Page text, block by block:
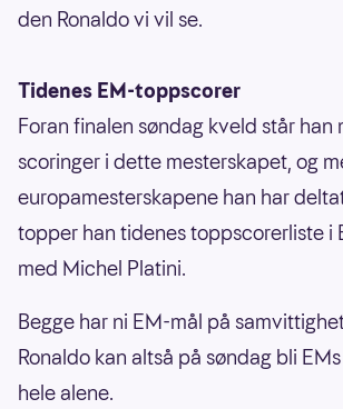
den Ronaldo vi vil se.
Tidenes EM-toppscorer
Foran finalen søndag kveld står han
scoringer i dette mesterskapet, og
europamesterskapene han har
topper han tidenes toppscorerliste i
med Michel Platini.
Begge har ni EM-mål på
Ronaldo kan altså på søndag bli
hele alene.